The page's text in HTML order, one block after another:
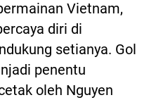
Vietnam,
diri di
setianya. Gol
penentu
oleh Nguyen